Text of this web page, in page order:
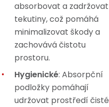
absorbovat a zadržovat
tekutiny, což pomáhá
minimalizovat škody a
zachovává čistotu
prostoru.
Hygienické: Absorpční
podložky pomáhají
udržovat prostředí čisté